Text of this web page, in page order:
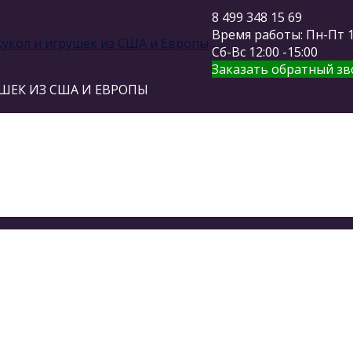
8 499 348 15 69
Время работы: Пн-Пт
Сб-Вс 12:00 -15:00
Заказать обратный
ИЗ США И ЕВРОПЫ